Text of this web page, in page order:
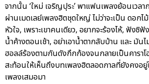
จากนั้น ‘ใหม่ เจริญปุระ’ พาแฟนเพลงย้อนเวล
ผ่านเมดเลย์เพลงฮิตชุดใหญ่ ไม่ว่าจะเป็น ดอก
หัวใจ, เพราะเขาคนเดียว, อยากจะร้องไห้, ฟังซิ
น้ำค้างตอนเช้า, อย่าเอาน้ำตากลับบ้าน และ มั
ฮอลล์ร้องตามกันดังกึกก้องจนกลายเป็นคารา
สะท้อนให้เห็นถึงบทเพลงฮิตลอดกาลที่ยังคงอ
เพลงเสมอมา